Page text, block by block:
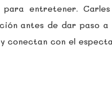
para entretener.
antes de dar paso
conectan con el